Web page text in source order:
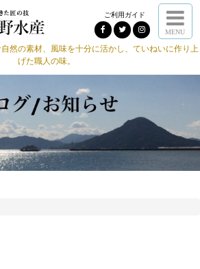
ご利用ガイド
MENU
然の素材、風味を十分に活かし、ていねいに作り上
げた職人の味。